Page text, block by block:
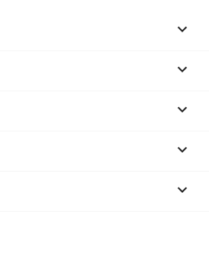




keyboard_arrow_down